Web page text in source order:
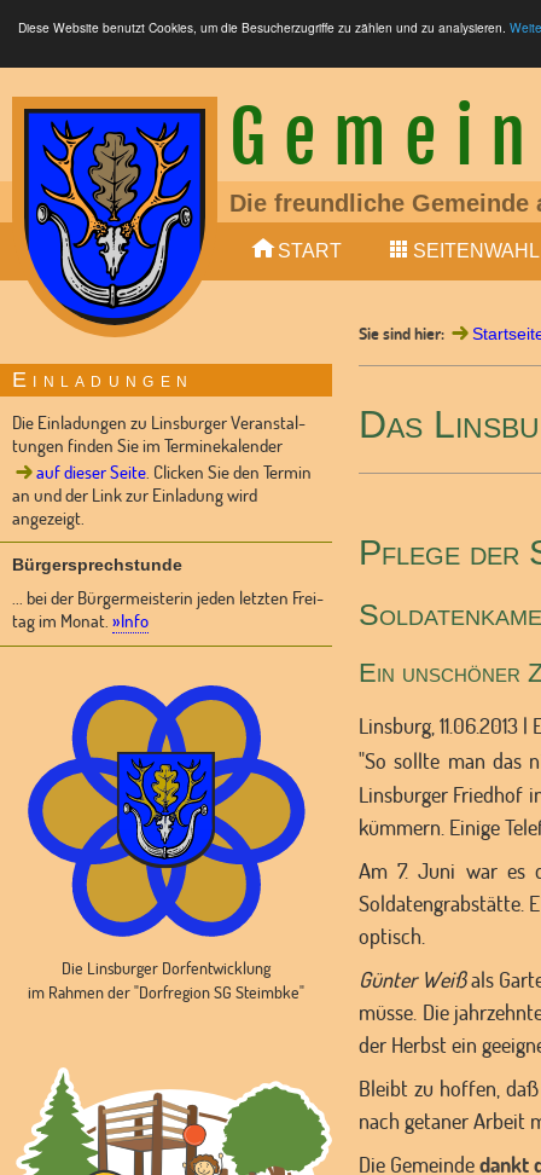
Diese Website benutzt Cookies, um die Besucherzugriffe zu zählen und zu analysieren.
Die freundliche
Ein liebens- und
Mitglied der
LTE (4G, 5G), Glasfaser
Bundesstraße 6 (4-
10 min (Auto) von
Dorfladen und
START SEITENWAHL
Einladungen
Die Einladungen zu Linsburger Veranstal-
tungen finden Sie im Terminekalender
auf dieser Seite . Clicken Sie den Termin
an und der Link zur Einladung wird
angezeigt.
Bürgersprechstunde
... bei der Bürgermeisterin jeden letzten Frei-
tag im Monat. »Info
Die Linsburger Dorfentwicklung
im Rahmen der "Dorfregion SG Steimbke"
Sie sind hier:
Das
Pflege der
Ein unschöner
Linsburg, 11.06.2013
"So sollte man das
Linsburger Friedhof
kümmern. Einige
Am 7. Juni war es
Soldatengrabstätte.
optisch.
Günter Weißals
müsse. Die
der Herbst ein
Bleibt zu hoffen,
nach getaner Arbeit
Die Gemeindedankt